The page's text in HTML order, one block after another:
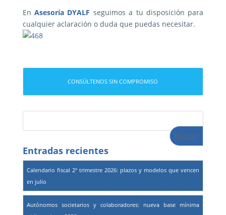
EnAsesoría DYALF seguimos a tu disposición para
cualquier aclaración o duda que puedas necesitar.
CONSÚLTENOS SIN COMPROMISO
Entradas recientes
Calendario fiscal 2º trimestre 2026: plazos y modelos que vencen
en julio
Autónomos societarios y colaboradores: nueva base mínima